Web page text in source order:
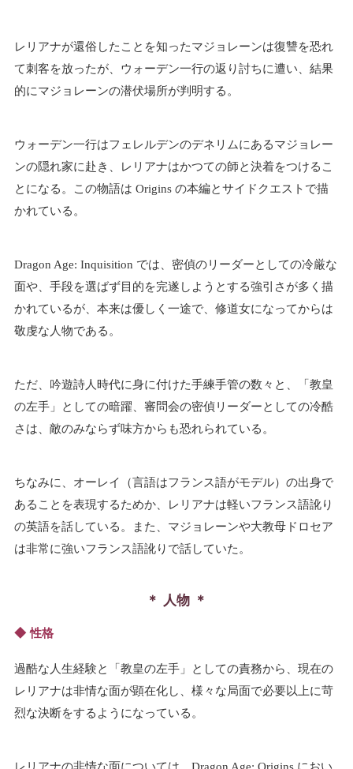
レリアナが還俗したことを知ったマジョレーンは復讐を恐れ
て刺客を放ったが、ウォーデン一行の返り討ちに遭い、結果
的にマジョレーンの潜伏場所が判明する。
ウォーデン一行はフェレルデンのデネリムにあるマジョレー
ンの隠れ家に赴き、レリアナはかつての師と決着をつけるこ
とになる。この物語は Origins の本編とサイドクエストで描
かれている。
Dragon Age: Inquisition では、密偵のリーダーとしての冷厳な
面や、手段を選ばず目的を完遂しようとする強引さが多く描
かれているが、本来は優しく一途で、修道女になってからは
敬虔な人物である。
ただ、吟遊詩人時代に身に付けた手練手管の数々と、「教皇
の左手」としての暗躍、審問会の密偵リーダーとしての冷酷
さは、敵のみならず味方からも恐れられている。
ちなみに、オーレイ（言語はフランス語がモデル）の出身で
あることを表現するためか、レリアナは軽いフランス語訛り
の英語を話している。また、マジョレーンや大教母ドロセア
は非常に強いフランス語訛りで話していた。
人物
性格
過酷な人生経験と「教皇の左手」としての責務から、現在の
レリアナは非情な面が顕在化し、様々な局面で必要以上に苛
烈な決断をするようになっている。
レリアナの非情な面については、Dragon Age: Origins におい